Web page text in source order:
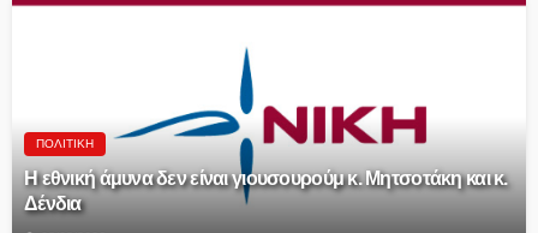
ΠΟΛΙΤΙΚΉ
Η εθνική άμυνα δεν είναι γιουσουρούμ κ. Μητσοτάκη και κ.
Δένδια